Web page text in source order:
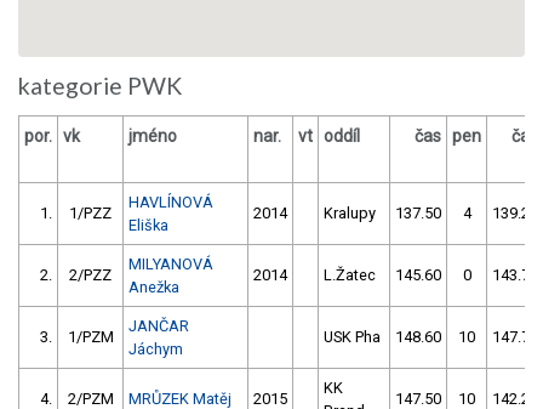
kategorie PWK
por. vk jméno nar. vt oddíl čas pen čas
1. 1/PZZ
HAVLÍNOVÁ
Eliška
2014 Kralupy 137.50 4 139.20
2. 2/PZZ
MILYANOVÁ
Anežka
2014 L.Žatec 145.60 0 143.70
3. 1/PZM
JANČAR
Jáchym
USK Pha 148.60 10 147.70
4. 2/PZM MRŮZEK Matěj 2015
KK
147.50 10 142.26